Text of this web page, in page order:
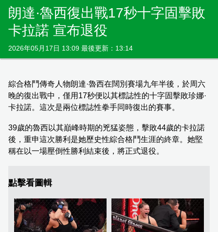
朗達·魯西復出戰17秒十字固擊敗
卡拉諾 宣布退役
2026年05月17日 13:09 最後更新：13:14
綜合格鬥傳奇人物朗達·魯西在闊別賽場九年半後，於周六
晚的復出戰中，僅用17秒便以其標誌性的十字固擊敗珍娜·
卡拉諾。這次是兩位標誌性拳手同時復出的賽事。
39歲的魯西以其巔峰時期的兇猛姿態，擊敗44歲的卡拉諾
後，重申這次勝利是她歷史性綜合格鬥生涯的終章。她堅
稱在以一場壓倒性勝利結束後，將正式退役。
點擊看圖輯